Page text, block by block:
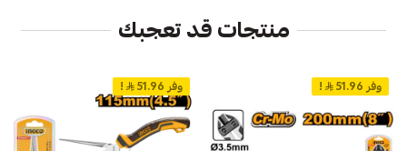
منتجات قد تعجبك
وفر 51.96 ! وفر 51.96 !